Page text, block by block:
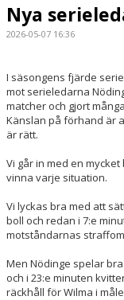
TRUPPEN
DOKUMENT
KONTAKT
GÄSTBOK
Nya
2026-05-07 16:36
I säsongens fjärde
mot serieledarna
matcher och gjort
Känslan på förhand är
är rätt.
Vi går in med en
vinna varje situation.
Vi lyckas bra med att
boll och redan i 7:e
motståndarnas
Men Nödinge spelar
och i 23:e minuten
räckhåll för Wilma i